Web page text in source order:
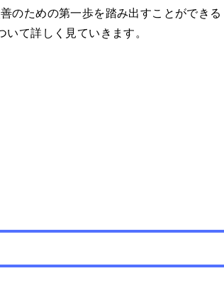
のための第一歩を踏み出すことができる
て詳しく見ていきます。